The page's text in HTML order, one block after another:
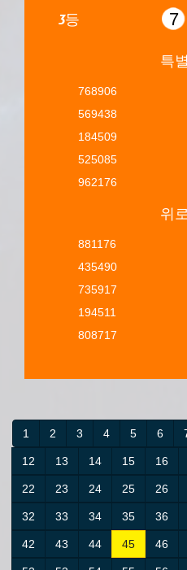
3등
특
768906
569438
184509
525085
962176
위
881176
435490
735917
194511
808717
1 2 3 4 5 6
12 13 14 15 16
22 23 24 25 26
32 33 34 35 36
42 43 44 45 46